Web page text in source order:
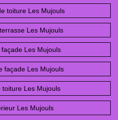
toiture Les Mujouls
Les Mujouls
Les Mujouls
façade Les Mujouls
toiture Les Mujouls
Les Mujouls